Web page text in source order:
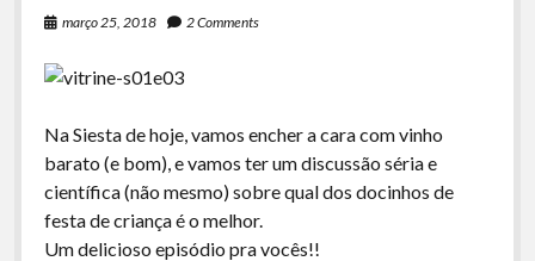
março 25, 2018 2 Comments
Na Siesta de hoje, vamos encher a cara com vinho
barato (e bom), e vamos ter um discussão séria e
científica (não mesmo) sobre qual dos docinhos de
festa de criança é o melhor.
Um delicioso episódio pra vocês!!